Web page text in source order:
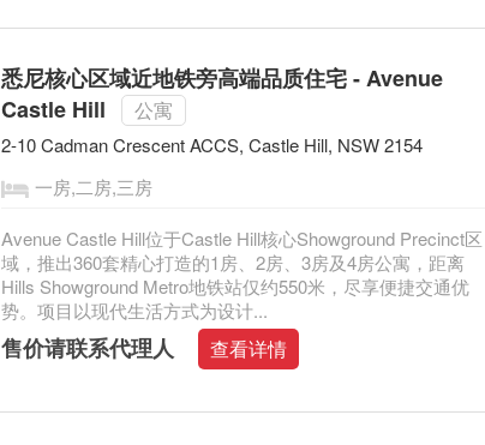
悉尼核心区域近地铁旁高端品质住宅 - Avenue
Castle Hill
公寓
2-10 Cadman Crescent ACCS, Castle Hill, NSW 2154
一房,二房,三房
Avenue Castle Hill位于Castle Hill核心Showground Precinct区
域，推出360套精心打造的1房、2房、3房及4房公寓，距离
Hills Showground Metro地铁站仅约550米，尽享便捷交通优
势。项目以现代生活方式为设计...
售价请联系代理人 查看详情